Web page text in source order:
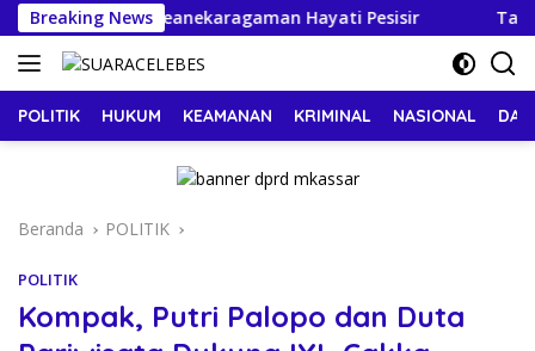
Langsung
ke
konten
Breaking News
Jaga Keanekaragaman Hayati Pesisir
POLITIK HUKUM KEAMANAN KRIMINAL NASIONAL
Beranda POLITIK
POLITIK
Kompak, Putri Palopo dan Duta